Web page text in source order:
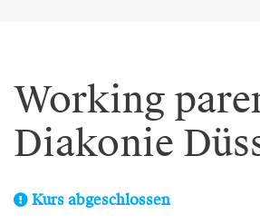
Working
Diakonie
Kurs abgeschlossen